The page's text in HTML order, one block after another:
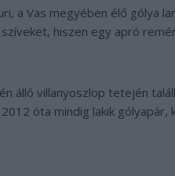
a Vas megyében élő gólya
hiszen egy apró
álló villanyoszlop tetején
óta mindig lakik gólyapár,